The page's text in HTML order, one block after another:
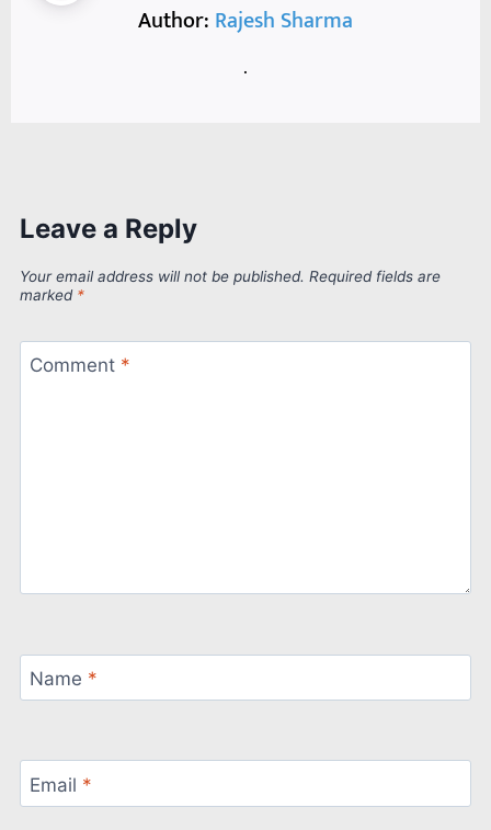
Author: Rajesh Sharma
.
Leave a Reply
Your email address will not be published. Required fields are
marked *
Comment *
Name *
Email *